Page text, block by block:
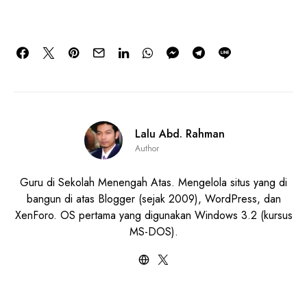
Lalu Abd. Rahman
Author
Guru di Sekolah Menengah Atas. Mengelola situs yang di
bangun di atas Blogger (sejak 2009), WordPress, dan
XenForo. OS pertama yang digunakan Windows 3.2 (kursus
MS-DOS).